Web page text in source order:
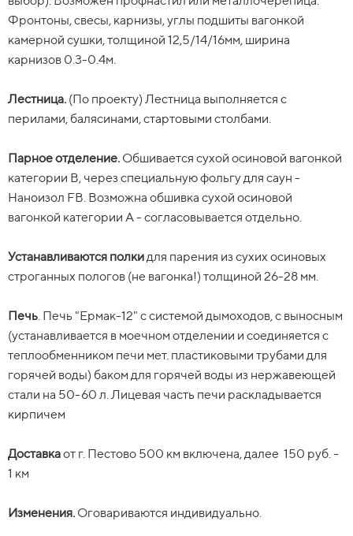
Фронтоны, свесы, карнизы, углы подшиты вагонкой
камерной сушки, толщиной 12,5/14/16мм, ширина
карнизов 0.3-0.4м.
Лестница. (По проекту) Лестница выполняется с
перилами, балясинами, стартовыми столбами.
Парное отделение. Обшивается сухой осиновой вагонкой
категории В, через специальную фольгу для саун -
Наноизол FB. Возможна обшивка сухой осиновой
вагонкой категории А - согласовывается отдельно.
Устанавливаются полкидля парения из сухих осиновых
строганных пологов (не вагонка!) толщиной 26-28 мм.
Печь. Печь "Ермак-12" с системой дымоходов, с выносным
(устанавливается в моечном отделении и соединяется с
теплообменником печи мет. пластиковыми трубами для
горячей воды) баком для горячей воды из нержавеющей
стали на 50-60 л. Лицевая часть печи раскладывается
кирпичем
Доставкаот г. Пестово 500 км включена, далее 150 руб. -
1 км
Изменения. Оговариваются индивидуально.
Фронтоны, свесы, карнизы, углы подшиты вагонкой
камерной сушки, толщиной 12,5/14/16мм, ширина
карнизов 0.3-0.4м.
Лестница. (По проекту) Лестница выполняется с
перилами, балясинами, стартовыми столбами.
Парное отделение. Обшивается сухой осиновой вагонкой
категории В, через специальную фольгу для саун -
Наноизол FB. Возможна обшивка сухой осиновой
вагонкой категории А - согласовывается отдельно.
строганных пологов (не вагонка!) толщиной 26-28 мм.
(устанавливается в моечном отделении и соединяется с
теплообменником печи мет. пластиковыми трубами для
горячей воды) баком для горячей воды из нержавеющей
стали на 50-60 л. Лицевая часть печи раскладывается
кирпичем
км.